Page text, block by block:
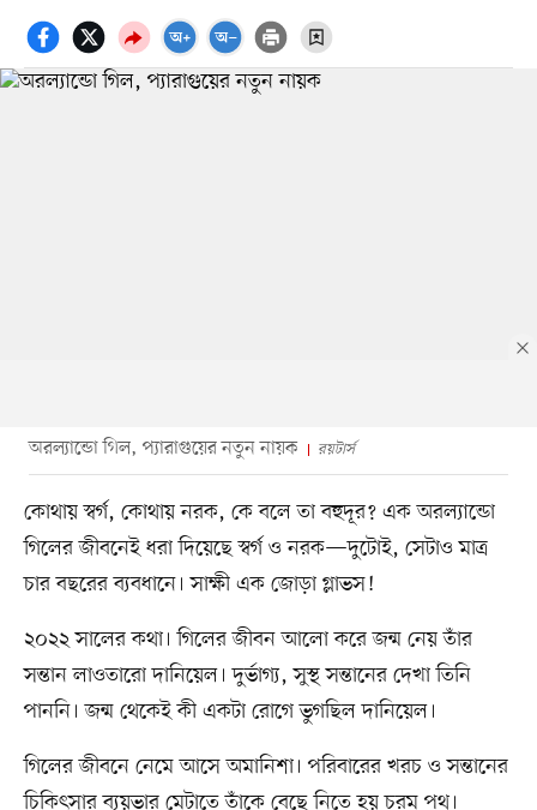
অরল্যান্ডো গিল, প্যারাগুয়ের নতুন নায়ক রয়টার্স
কোথায় স্বর্গ, কোথায় নরক, কে বলে তা বহুদূর? এক অরল্যান্ডো
গিলের জীবনেই ধরা দিয়েছে স্বর্গ ও নরক—দুটোই, সেটাও মাত্র
চার বছরের ব্যবধানে। সাক্ষী এক জোড়া গ্লাভস!
২০২২ সালের কথা। গিলের জীবন আলো করে জন্ম নেয় তাঁর
সন্তান লাওতারো দানিয়েল। দুর্ভাগ্য, সুস্থ সন্তানের দেখা তিনি
পাননি। জন্ম থেকেই কী একটা রোগে ভুগছিল দানিয়েল।
গিলের জীবনে নেমে আসে অমানিশা। পরিবারের খরচ ও সন্তানের
চিকিৎসার ব্যয়ভার মেটাতে তাঁকে বেছে নিতে হয় চরম পথ।